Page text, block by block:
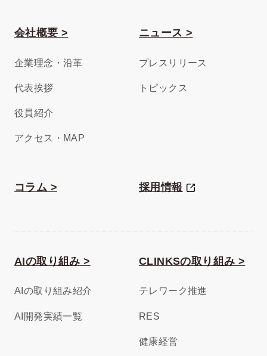
会社概要 >
企業理念・沿革
代表挨拶
役員紹介
アクセス・MAP
ニュース >
プレスリリース
トピックス
コラム > 採用情報
AIの取り組み >
AIの取り組み紹介
AI開発実績一覧
CLINKSの取り組み >
テレワーク推進
RES
健康経営